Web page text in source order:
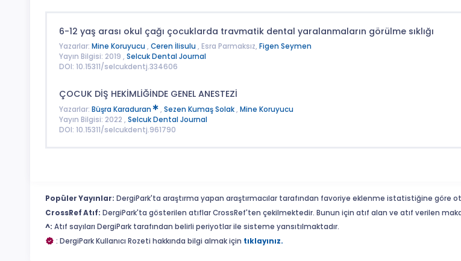
6-12 yaş arası okul çağı çocuklarda travmatik dental yaralanmaların görülme sıklığı
Yazarlar: Mine Koruyucu , Ceren İlisulu , Esra Parmaksız, Figen Seymen
Yayın Bilgisi: 2019 , Selcuk Dental Journal
DOI: 10.15311/selcukdentj.334606
ÇOCUK DİŞ HEKİMLİĞİNDE GENEL ANESTEZİ
Yazarlar: Büşra Karaduran , Sezen Kumaş Solak, Mine Koruyucu
Yayın Bilgisi: 2022 , Selcuk Dental Journal
DOI: 10.15311/selcukdentj.961790
Popüler Yayınlar: DergiPark'ta araştırma yapan araştırmacılar tarafından favoriye eklenme istatistiğine göre
CrossRef Atıf: DergiPark'ta gösterilen atıflar CrossRef'ten çekilmektedir. Bunun için atıf alan ve atıf verilen
^: Atıf sayıları DergiPark tarafından belirli periyotlar ile sisteme yansıtılmaktadır.
: DergiPark Kullanıcı Rozeti hakkında bilgi almak için tıklayınız.